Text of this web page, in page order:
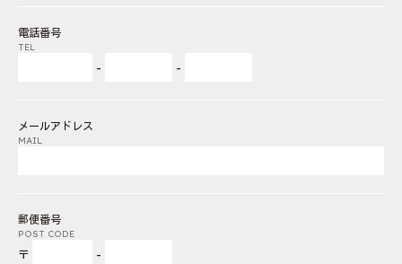
電話番号
TEL
- -
メールアドレス
MAIL
郵便番号
POST CODE
〒 -